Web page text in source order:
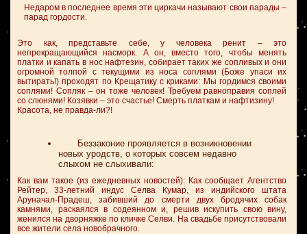
Недаром в последнее время эти циркачи называют свои парады –
парад гордости.
Это как, представьте себе, у человека ренит – это
непрекращающийся насморк. А он, вместо того, чтобы менять
платки и капать в нос нафтезин, собирает таких же сопливых и они
огромной толпой с текущими из носа соплями (Боже упаси их
вытирать!) проходят по Крещатику с криками: Мы гордимся своими
соплями! Сопляк – он тоже человек! Требуем равноправия соплей
со слюнями! Козявки – это счастье! Смерть платкам и нафтизину!
Красота, не правда-ли?!
Беззаконие проявляется в возникновении
новых уродств, о которых совсем недавно
слыхом не слыхивали:
Как вам такое (из ежедневных новостей): Как сообщает Агентство
Рейтер, 33-летний индус Селва Кумар, из индийского штата
Аруначал-Прадеш, забивший до смерти двух бродячих собак
камнями, раскаялся в содеянном и, решив искупить свою вину,
женился на дворняжке по кличке Селви. На свадьбе присутствовали
все жители села новобрачного.